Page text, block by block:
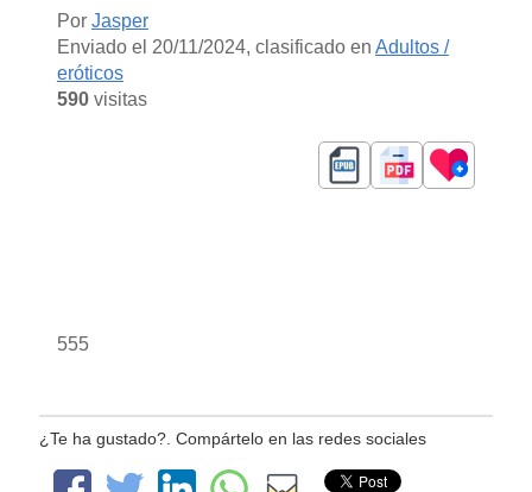
Por Jasper
Enviado el 20/11/2024, clasificado en Adultos /
eróticos
590visitas
555
¿Te ha gustado?. Compártelo en las redes sociales